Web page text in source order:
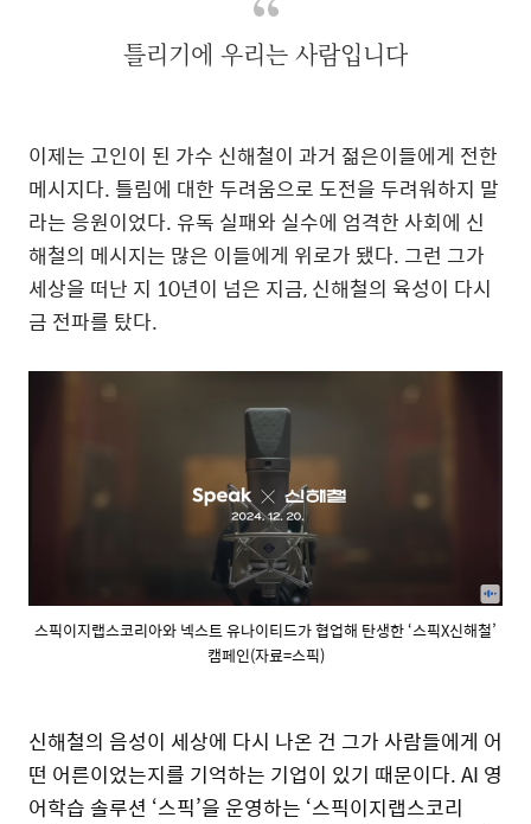
틀리기에 우리는 사람입니다
이제는 고인이 된 가수 신해철이 과거 젊은이들에게 전한
메시지다. 틀림에 대한 두려움으로 도전을 두려워하지 말
라는 응원이었다. 유독 실패와 실수에 엄격한 사회에 신
해철의 메시지는 많은 이들에게 위로가 됐다. 그런 그가
세상을 떠난 지 10년이 넘은 지금, 신해철의 육성이 다시
금 전파를 탔다.
스픽이지랩스코리아와 넥스트 유나이티드가 협업해 탄생한 ‘스픽X신해철’
캠페인(자료=스픽)
신해철의 음성이 세상에 다시 나온 건 그가 사람들에게 어
떤 어른이었는지를 기억하는 기업이 있기 때문이다. AI 영
어학습 솔루션 ‘스픽’을 운영하는 ‘스픽이지랩스코리